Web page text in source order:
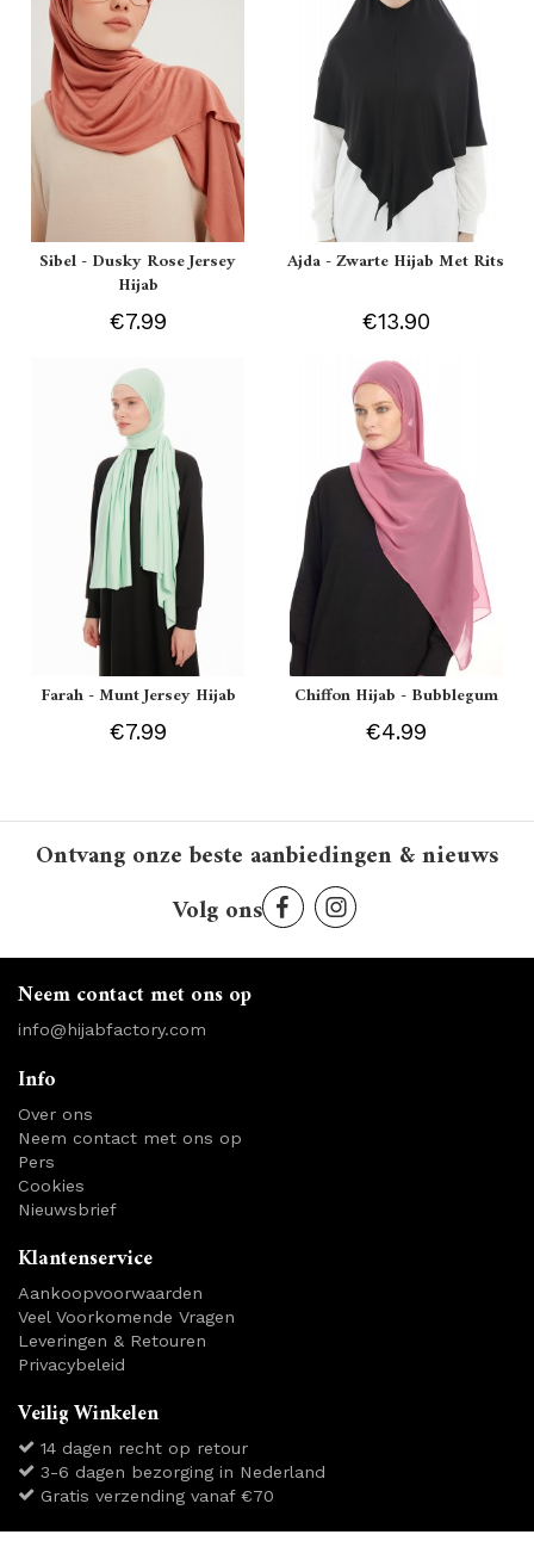
Sibel - Dusky Rose Jersey
Hijab
€7.99
Ajda - Zwarte Hijab Met Rits
€13.90
Farah - Munt Jersey Hijab
€7.99
Chiffon Hijab - Bubblegum
€4.99
Ontvang onze beste aanbiedingen & nieuws
Volg ons
Neem contact met ons op
info@hijabfactory.com
Info
Over ons
Neem contact met ons op
Pers
Cookies
Nieuwsbrief
Klantenservice
Aankoopvoorwaarden
Veel Voorkomende Vragen
Leveringen & Retouren
Privacybeleid
Veilig Winkelen
14 dagen recht op retour
3-6 dagen bezorging in Nederland
Gratis verzending vanaf €70